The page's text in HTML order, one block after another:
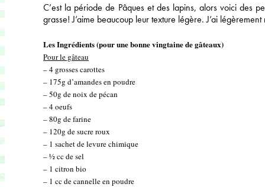
C’est la période de Pâques et des lapins, alors voici des
grasse! J’aime beaucoup leur texture légère. J’ai
Les Ingrédients (pour une bonne vingtaine de gâteaux)
Pour le gâteau
– 4 grosses carottes
– 175g d’amandes en poudre
– 50g de noix de pécan
– 4 oeufs
– 80g de farine
– 120g de sucre roux
– 1 sachet de levure chimique
– ½ cc de sel
– 1 citron bio
– 1 cc de cannelle en poudre